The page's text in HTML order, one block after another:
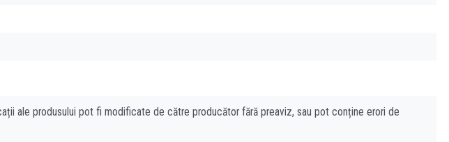
ale produsului pot fi modificate de către producător fără preaviz, sau pot conține erori de